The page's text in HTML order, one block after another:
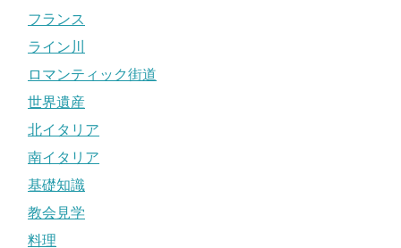
フランス
ライン川
ロマンティック街道
世界遺産
北イタリア
南イタリア
基礎知識
教会見学
料理